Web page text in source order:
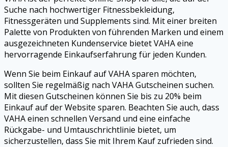
Suche nach hochwertiger Fitnessbekleidung,
Fitnessgeräten und Supplements sind. Mit einer breiten
Palette von Produkten von führenden Marken und einem
ausgezeichneten Kundenservice bietet VAHA eine
hervorragende Einkaufserfahrung für jeden Kunden.
Wenn Sie beim Einkauf auf VAHA sparen möchten,
sollten Sie regelmäßig nach VAHA Gutscheinen suchen.
Mit diesen Gutscheinen können Sie bis zu 20% beim
Einkauf auf der Website sparen. Beachten Sie auch, dass
VAHA einen schnellen Versand und eine einfache
Rückgabe- und Umtauschrichtlinie bietet, um
sicherzustellen, dass Sie mit Ihrem Kauf zufrieden sind.